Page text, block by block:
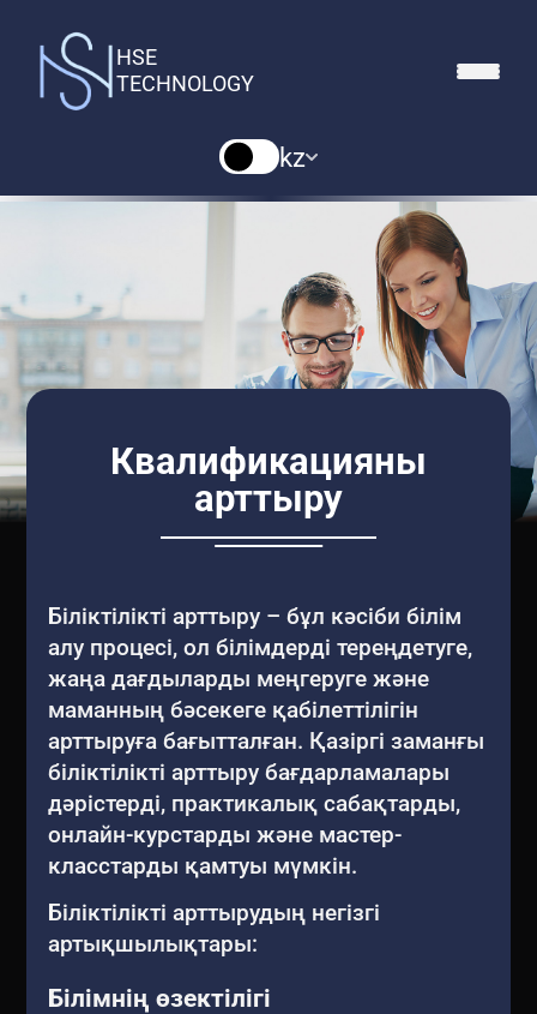
HSE
TECHNOLOGY
kz
Квалификацияны
арттыру
Біліктілікті арттыру – бұл кәсіби білім
алу процесі, ол білімдерді тереңдетуге,
жаңа дағдыларды меңгеруге және
маманның бәсекеге қабілеттілігін
арттыруға бағытталған. Қазіргі заманғы
біліктілікті арттыру бағдарламалары
дәрістерді, практикалық сабақтарды,
онлайн-курстарды және мастер-
класстарды қамтуы мүмкін.
Біліктілікті арттырудың негізгі
артықшылықтары:
Білімнің өзектілігі